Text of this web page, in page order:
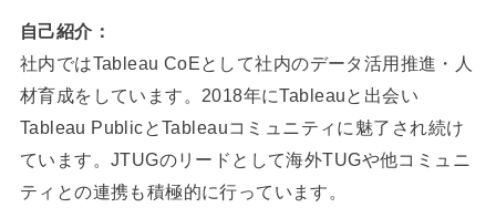
自己紹介：
社内ではTableau CoEとして社内のデータ活用推進・人
材育成をしています。2018年にTableauと出会い
Tableau PublicとTableauコミュニティに魅了され続け
ています。JTUGのリードとして海外TUGや他コミュニ
ティとの連携も積極的に行っています。